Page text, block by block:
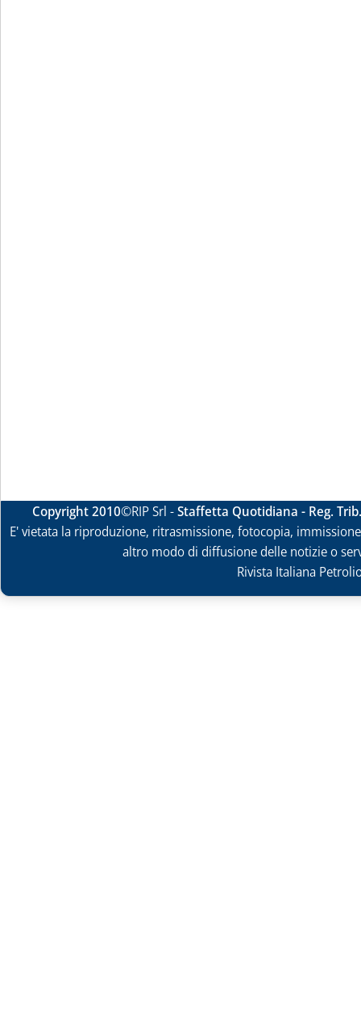
Copyright 2010©RIP Srl -Staffetta Quotidiana - Reg.
E' vietata la riproduzione, ritrasmissione, fotocopia,
altro modo di diffusione delle notizie o
Rivista Italiana